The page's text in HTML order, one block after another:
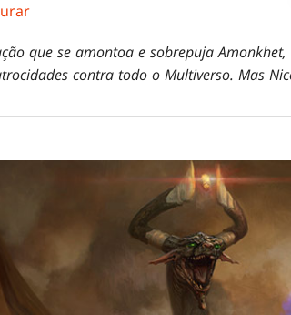
que se amontoa e sobrepuja
contra todo o Multiverso. Mas